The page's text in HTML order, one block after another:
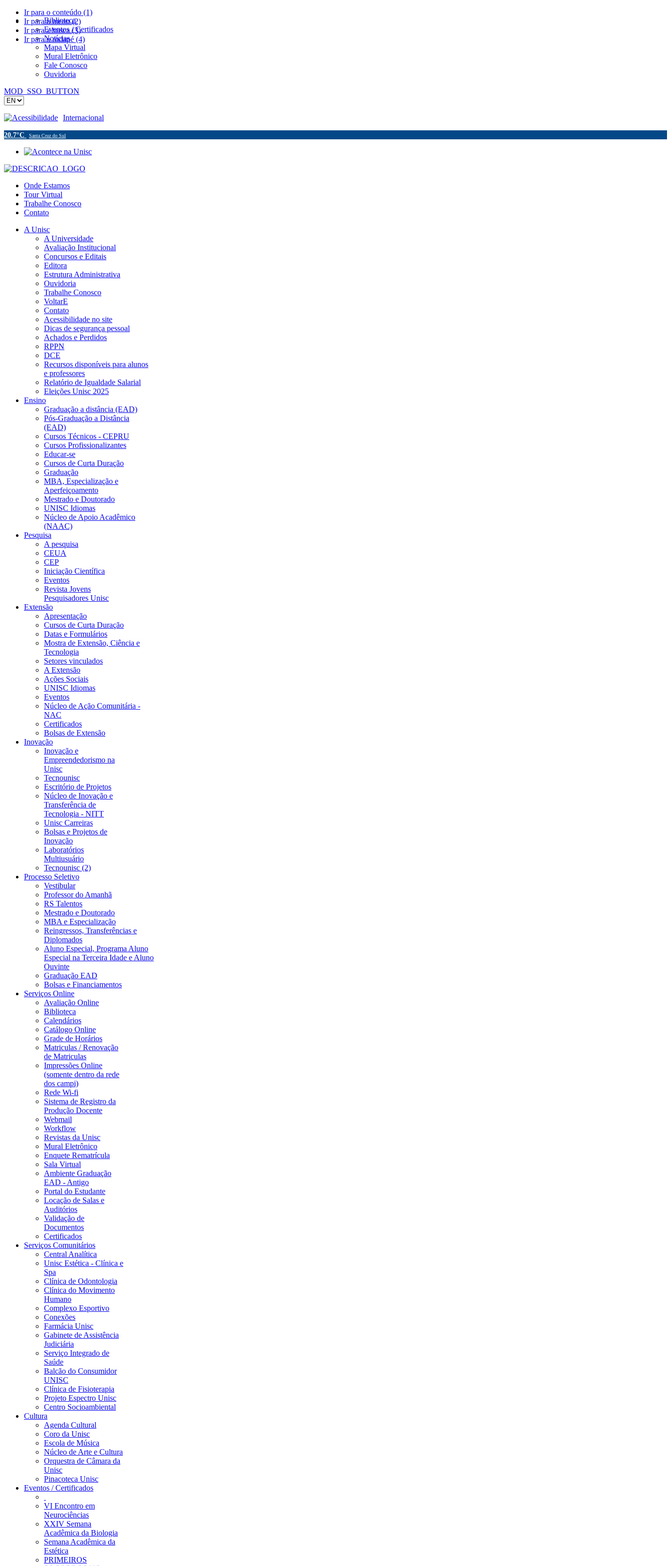
Ir para o conteúdo (1)
Ir para o menu (2)
Ir para a busca (3)
Ir para o rodapé (4)
Biblioteca
Eventos / Certificados
Notícias
Mapa Virtual
Mural Eletrônico
Fale Conosco
Ouvidoria
MOD_SSO_BUTTON
Acessibilidade Internacional
20.7°C Santa Cruz do Sul
Onde Estamos
Tour Virtual
Trabalhe Conosco
Contato
A Unisc
A Universidade
Avaliação Institucional
Concursos e Editais
Editora
Estrutura Administrativa
Ouvidoria
Trabalhe Conosco
VoltarE
Contato
Acessibilidade no site
Dicas de segurança pessoal
Achados e Perdidos
RPPN
DCE
Recursos disponíveis para alunos
e professores
Relatório de Igualdade Salarial
Eleições Unisc 2025
Ensino
Graduação a distância (EAD)
Pós-Graduação a Distância
(EAD)
Cursos Técnicos - CEPRU
Cursos Profissionalizantes
Educar-se
Cursos de Curta Duração
Graduação
MBA, Especialização e
Aperfeiçoamento
Mestrado e Doutorado
UNISC Idiomas
Núcleo de Apoio Acadêmico
(NAAC)
Pesquisa
A pesquisa
CEUA
CEP
Iniciação Científica
Eventos
Revista Jovens
Pesquisadores Unisc
Extensão
Apresentação
Cursos de Curta Duração
Datas e Formulários
Mostra de Extensão, Ciência e
Tecnologia
Setores vinculados
A Extensão
Ações Sociais
UNISC Idiomas
Eventos
Núcleo de Ação Comunitária -
NAC
Certificados
Bolsas de Extensão
Inovação
Inovação e
Empreendedorismo na
Unisc
Tecnounisc
Escritório de Projetos
Núcleo de Inovação e
Transferência de
Tecnologia - NITT
Unisc Carreiras
Bolsas e Projetos de
Inovação
Laboratórios
Multiusuário
Tecnounisc (2)
Processo Seletivo
Vestibular
Professor do Amanhã
RS Talentos
Mestrado e Doutorado
MBA e Especialização
Reingressos, Transferências e
Diplomados
Aluno Especial, Programa Aluno
Especial na Terceira Idade e Aluno
Ouvinte
Graduação EAD
Bolsas e Financiamentos
Serviços Online
Avaliação Online
Biblioteca
Calendários
Catálogo Online
Grade de Horários
Matriculas / Renovação
de Matriculas
Impressões Online
(somente dentro da rede
dos campi)
Rede Wi-fi
Sistema de Registro da
Produção Docente
Webmail
Workflow
Revistas da Unisc
Mural Eletrônico
Enquete Rematrícula
Sala Virtual
Ambiente Graduação
EAD - Antigo
Portal do Estudante
Locação de Salas e
Auditórios
Validação de
Documentos
Certificados
Serviços Comunitários
Central Analítica
Unisc Estética - Clínica e
Spa
Clínica de Odontologia
Clínica do Movimento
Humano
Complexo Esportivo
Conexões
Farmácia Unisc
Gabinete de Assistência
Judiciária
Serviço Integrado de
Saúde
Balcão do Consumidor
UNISC
Clínica de Fisioterapia
Projeto Espectro Unisc
Centro Socioambiental
Cultura
Agenda Cultural
Coro da Unisc
Escola de Música
Núcleo de Arte e Cultura
Orquestra de Câmara da
Unisc
Pinacoteca Unisc
Eventos / Certificados
VI Encontro em
Neurociências
XXIV Semana
Acadêmica da Biologia
Semana Acadêmica da
Estética
PRIMEIROS